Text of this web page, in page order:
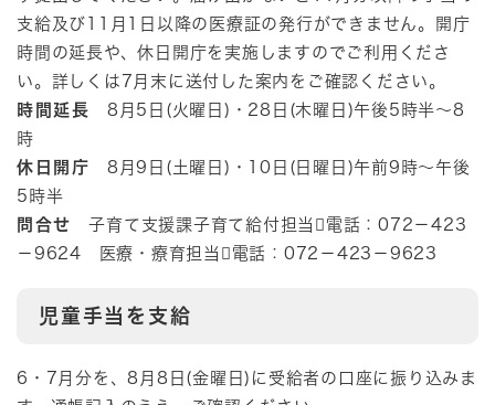
支給及び11月1日以降の医療証の発行ができません。開庁
時間の延長や、休日開庁を実施しますのでご利用くださ
い。詳しくは7月末に送付した案内をご確認ください。
時間延長 8月5日(火曜日)・28日(木曜日)午後5時半～8
時
休日開庁 8月9日(土曜日)・10日(日曜日)午前9時～午後
5時半
問合せ 子育て支援課子育て給付担当電話：072－423
－9624 医療・療育担当電話：072－423－9623
児童手当を支給
6・7月分を、8月8日(金曜日)に受給者の口座に振り込みま